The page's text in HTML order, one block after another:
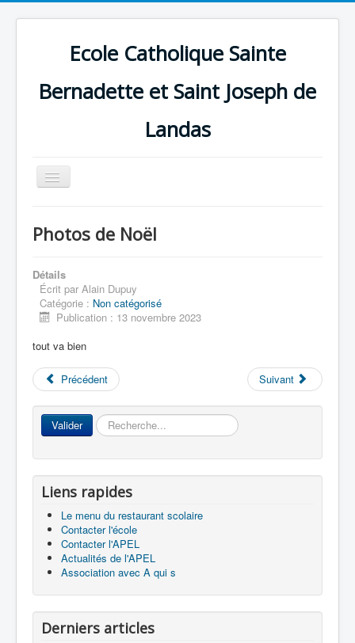
Ecole Catholique Sainte
Bernadette et Saint Joseph de
Landas
Basculer
la
Accueil
La vie dans les classes
Les associations
Photos de Noël
Détails
Écrit par Alain Dupuy
Catégorie : Non catégorisé
Publication : 13 novembre 2023
tout va bien
Précédent Suivant
Valider Rechercher
Liens rapides
Le menu du restaurant scolaire
Contacter l'école
Contacter l'APEL
Actualités de l'APEL
Association avec A qui s
Derniers articles